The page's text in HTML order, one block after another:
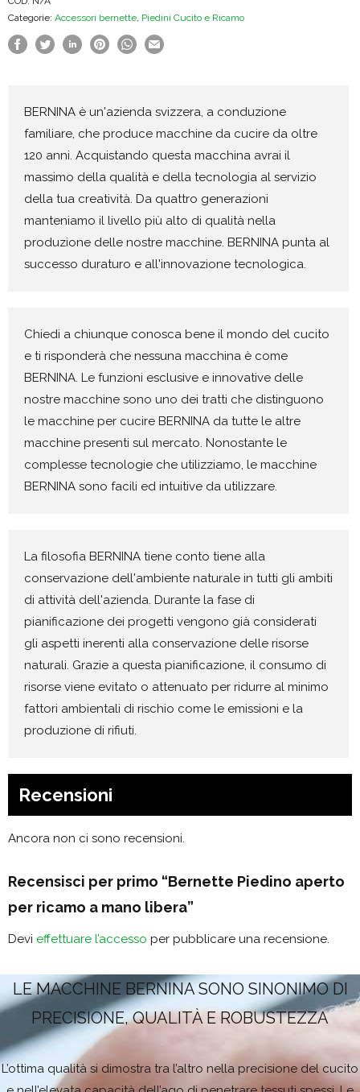
aperto
per
mano
libera
quantità
Categorie: Accessori bernette, Piedini Cucito e Ricamo
BERNINA è un'azienda svizzera, a conduzione
familiare, che produce macchine da cucire da oltre
120 anni. Acquistando questa macchina avrai il
massimo della qualità e della tecnologia al servizio
della tua creatività. Da quattro generazioni
manteniamo il livello più alto di qualità nella
produzione delle nostre macchine. BERNINA punta al
successo duraturo e all'innovazione tecnologica.
Chiedi a chiunque conosca bene il mondo del cucito
e ti risponderà che nessuna macchina è come
BERNINA. Le funzioni esclusive e innovative delle
nostre macchine sono uno dei tratti che distinguono
le macchine per cucire BERNINA da tutte le altre
macchine presenti sul mercato. Nonostante le
complesse tecnologie che utilizziamo, le macchine
BERNINA sono facili ed intuitive da utilizzare.
La filosofia BERNINA tiene conto tiene alla
conservazione dell'ambiente naturale in tutti gli ambiti
di attività dell'azienda. Durante la fase di
pianificazione dei progetti vengono già considerati
gli aspetti inerenti alla conservazione delle risorse
naturali. Grazie a questa pianificazione, il consumo di
risorse viene evitato o attenuato per ridurre al minimo
fattori ambientali di rischio come le emissioni e la
produzione di rifiuti.
Recensioni
Ancora non ci sono recensioni.
Recensisci per primo “Bernette Piedino aperto
per ricamo a mano libera”
Devi effettuare l’accesso per pubblicare una recensione.
LE MACCHINE BERNINA SONO SINONIMO DI
PRECISIONE, QUALITÀ E ROBUSTEZZA
L’ottima qualità si dimostra tra l’altro nella precisione del cucito